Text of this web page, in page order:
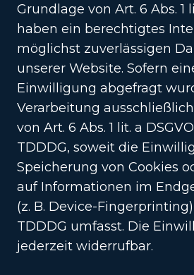
Grundlage von Art. 6 Abs. 1
haben ein berechtigtes
möglichst zuverlässigen
unserer Website. Sofern
Einwilligung abgefragt
Verarbeitung
von Art. 6 Abs. 1 lit. a
TDDDG, soweit die
Speicherung von Cookies
auf Informationen im
(z. B. Device-
TDDDG umfasst. Die
jederzeit widerrufbar.